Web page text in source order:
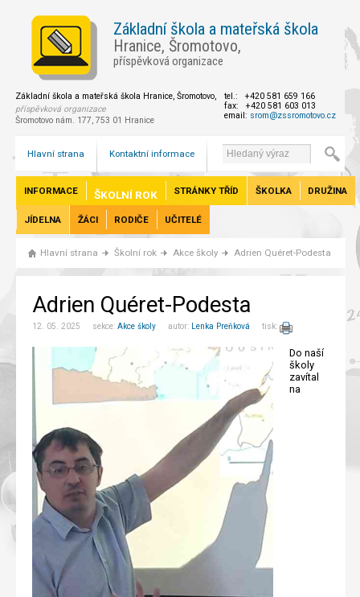
Základní škola a mateřská škola
Hranice, Šromotovo,
příspěvková organizace
Základní škola a mateřská škola Hranice, Šromotovo,
příspěvková organizace
Šromotovo nám. 177, 753 01 Hranice
tel.: +420 581 659 166
fax: +420 581 603 013
email: srom@zssromotovo.cz
Hlavní strana Kontaktní informace
INFORMACE ŠKOLNÍ ROK STRÁNKY TŘÍD ŠKOLKA DRUŽINA
JÍDELNA ŽÁCI RODIČE UČITELÉ
Hlavní strana Školní rok Akce školy Adrien Quéret-Podesta
Adrien Quéret-Podesta
12. 05. 2025 sekce: Akce školy autor: Lenka Preňková tisk:
Do naší
školy
zavítal
na